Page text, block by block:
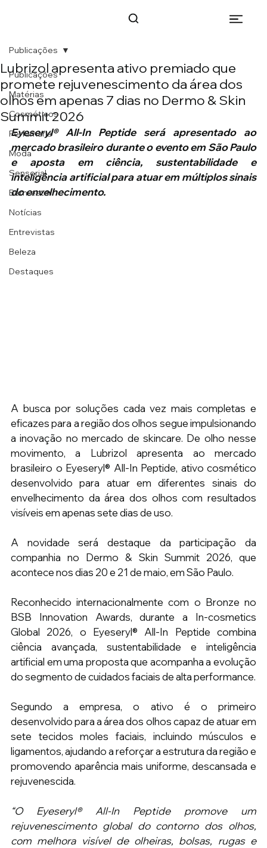
Publicações
Matérias
Cosméticos
Perfumaria
Moda
Sensorial
Bem-estar
Notícias
Entrevistas
Beleza
Destaques
Publicações
Lubrizol apresenta ativo premiado que
promete rejuvenescimento da área dos
olhos em apenas 7 dias no Dermo & Skin
Summit 2026
Eyeseryl® All-In Peptide será apresentado ao
mercado brasileiro durante o evento em São Paulo
e aposta em ciência, sustentabilidade e
inteligência artificial para atuar em múltiplos sinais
do envelhecimento.
A busca por soluções cada vez mais completas e
eficazes para a região dos olhos segue impulsionando
a inovação no mercado de skincare. De olho nesse
movimento, a Lubrizol apresenta ao mercado
brasileiro o Eyeseryl® All-In Peptide, ativo cosmético
desenvolvido para atuar em diferentes sinais do
envelhecimento da área dos olhos com resultados
visíveis em apenas sete dias de uso.
A novidade será destaque da participação da
companhia no Dermo & Skin Summit 2026, que
acontece nos dias 20 e 21 de maio, em São Paulo.
Reconhecido internacionalmente com o Bronze no
BSB Innovation Awards, durante a In-cosmetics
Global 2026, o Eyeseryl® All-In Peptide combina
ciência avançada, sustentabilidade e inteligência
artificial em uma proposta que acompanha a evolução
do segmento de cuidados faciais de alta performance.
Segundo a empresa, o ativo é o primeiro
desenvolvido para a área dos olhos capaz de atuar em
sete tecidos moles faciais, incluindo músculos e
ligamentos, ajudando a reforçar a estrutura da região e
promovendo aparência mais uniforme, descansada e
rejuvenescida.
“O Eyeseryl® All-In Peptide promove um
rejuvenescimento global do contorno dos olhos,
com melhora visível de olheiras, bolsas, rugas e